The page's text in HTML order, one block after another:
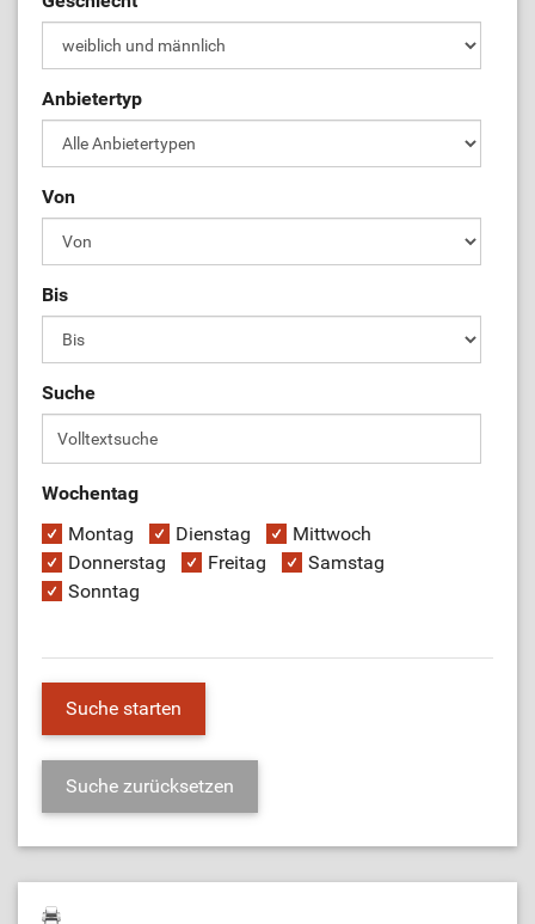
ÜL-Börse
Anbietertyp
Von
Bis
Suche
Wochentag
Montag
Dienstag
Mittwoch
Donnerstag
Freitag
Samstag
Sonntag